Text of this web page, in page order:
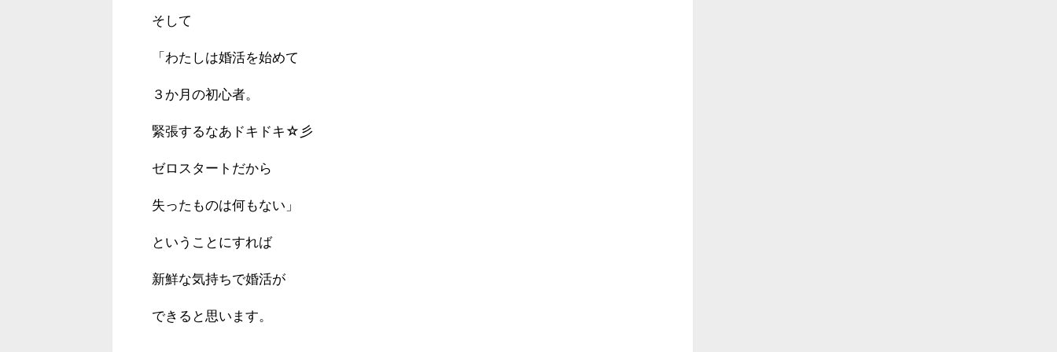
そして
「わたしは婚活を始めて
３か月の初心者。
緊張するなあドキドキ☆彡
ゼロスタートだから
失ったものは何もない」
ということにすれば
新鮮な気持ちで婚活が
できると思います。